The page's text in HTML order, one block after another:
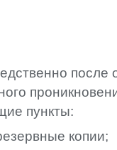
после
пункты:
копии;